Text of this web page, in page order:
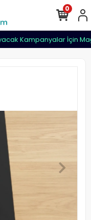
Kampanyalar İçin
0